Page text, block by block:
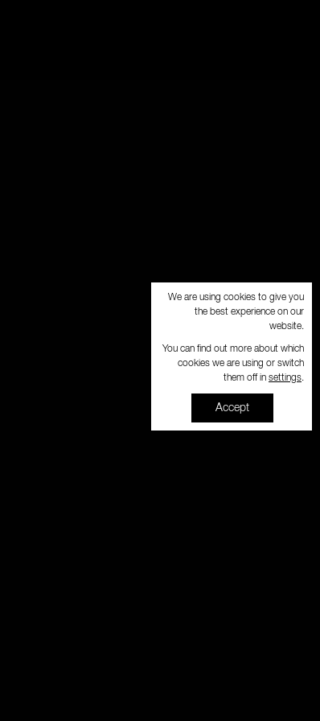
We are using cookies to give you
the best experience on our
website.
You can find out more about which
cookies we are using or switch
them off in settings.
Accept